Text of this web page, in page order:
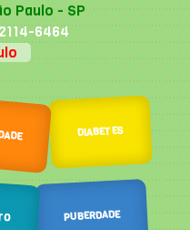
Paulo - SP
6464
DIABETES
PUBERDADE